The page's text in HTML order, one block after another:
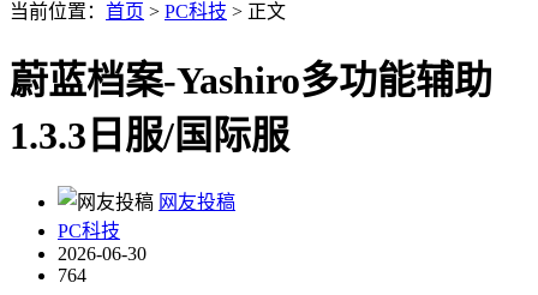
当前位置： 首页 > PC科技 > 正文
蔚蓝档案-Yashiro多功能辅助
1.3.3日服/国际服
网友投稿
PC科技
2026-06-30
764